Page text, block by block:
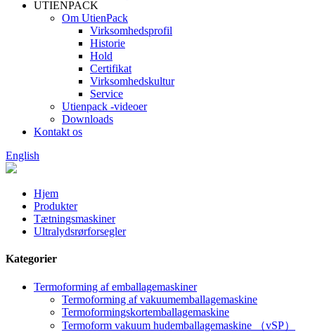
UTIENPACK
Om UtienPack
Virksomhedsprofil
Historie
Hold
Certifikat
Virksomhedskultur
Service
Utienpack -videoer
Downloads
Kontakt os
English
Hjem
Produkter
Tætningsmaskiner
Ultralydsrørforsegler
Kategorier
Termoforming af emballagemaskiner
Termoforming af vakuumemballagemaskine
Termoformingskortemballagemaskine
Termoform vakuum hudemballagemaskine （vSP）